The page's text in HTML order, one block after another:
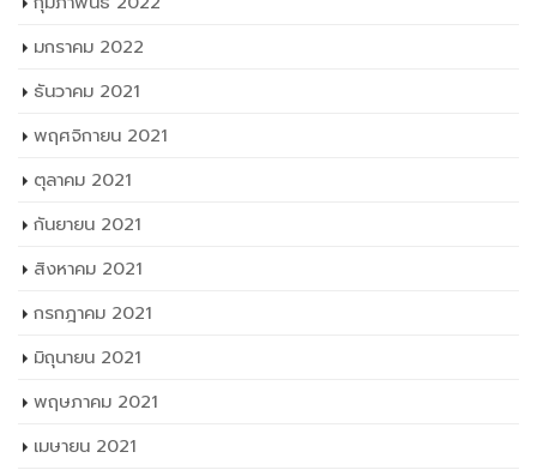
มกราคม 2022
ธันวาคม 2021
พฤศจิกายน 2021
ตุลาคม 2021
กันยายน 2021
สิงหาคม 2021
กรกฎาคม 2021
มิถุนายน 2021
พฤษภาคม 2021
เมษายน 2021